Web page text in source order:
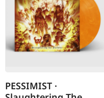
PESSIMIST ·